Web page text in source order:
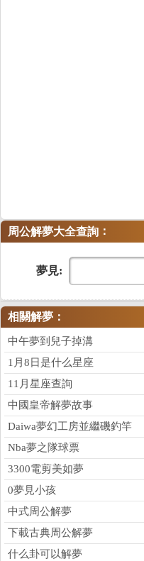
周公解夢大全查詢 ：
夢見:
相關解夢：
中午夢到兒子掉溝
1月8日是什么星座
11月星座查詢
中國皇帝解夢故事
Daiwa夢幻工房並繼磯釣竿
Nba夢之隊球票
3300電剪美如夢
0夢見小孩
中式周公解夢
下載古典周公解夢
什么卦可以解夢